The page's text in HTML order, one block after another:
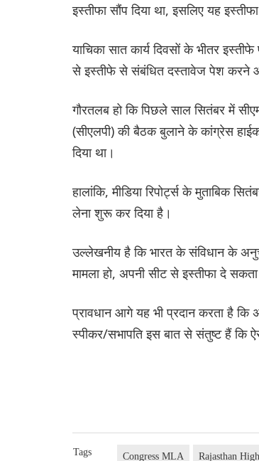
इस्तीफा सौंप दिया था, इसलिए यह
याचिका सात कार्य दिवसों के भीतर
से इस्तीफे से संबंधित दस्तावेज पेश करने और
गौरतलब हो कि पिछले साल सितंबर में
(सीएलपी) की बैठक बुलाने के कांग्रेस
दिया था।
हालांकि, मीडिया रिपोर्ट्स के मुताबिक
लेना शुरू कर दिया है।
उल्लेखनीय है कि भारत के संविधान के
मामला हो, अपनी सीट से इस्तीफा दे सकता
प्रावधान आगे यह भी प्रदान करता है
स्पीकर/सभापति इस बात से संतुष्ट हैं कि
Tags Congress MLA Rajasthan